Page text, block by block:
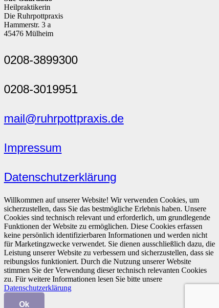
Heilpraktikerin
Die Ruhrpottpraxis
Hammerstr. 3 a
45476 Mülheim
0208-3899300
0208-3019951
mail@ruhrpottpraxis.de
Impressum
Datenschutzerklärung
Willkommen auf unserer Website! Wir verwenden Cookies, um
sicherzustellen, dass Sie das bestmögliche Erlebnis haben. Unsere
Cookies sind technisch relevant und erforderlich, um grundlegende
Funktionen der Website zu ermöglichen. Diese Cookies erfassen
keine persönlich identifizierbaren Informationen und werden nicht
für Marketingzwecke verwendet. Sie dienen ausschließlich dazu, die
Leistung unserer Website zu verbessern und sicherzustellen, dass sie
reibungslos funktioniert. Durch die Nutzung unserer Website
stimmen Sie der Verwendung dieser technisch relevanten Cookies
zu. Für weitere Informationen lesen Sie bitte unsere
Datenschutzerklärung
Ok